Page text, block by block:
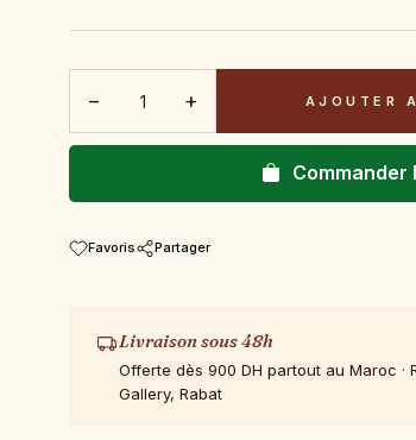
− + AJOUTER
Commander
Favoris Partager
Livraison sous 48h
Offerte dès 900 DH partout au Maroc ·
Gallery, Rabat